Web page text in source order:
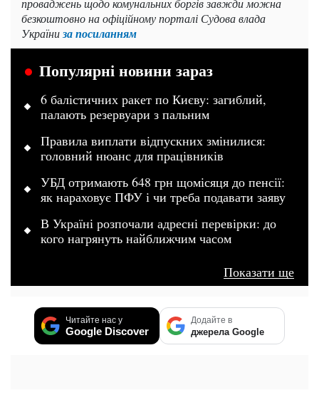
безкоштовно на офіційному порталі Судова влада
Україниза посиланням
Популярні новини зараз
6 балістичних ракет по Києву: загиблий,
палають резервуари з пальним
Правила виплати відпускних змінилися:
головний нюанс для працівників
УБД отримають 648 грн щомісяця до пенсії:
як нараховує ПФУ і чи треба подавати заяву
В Україні розпочали адресні перевірки: до
кого нагрянуть найближчим часом
Показати ще
Читайте нас у
Google Discover
Додайте в
джерела Google